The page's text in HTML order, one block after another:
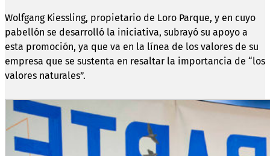
Wolfgang Kiessling, propietario de Loro Parque, y en cuyo
pabellón se desarrolló la iniciativa, subrayó su apoyo a
esta promoción, ya que va en la línea de los valores de su
empresa que se sustenta en resaltar la importancia de “los
valores naturales”.